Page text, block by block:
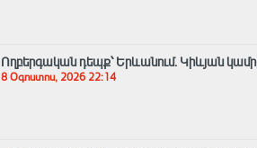
Ողբերգական դեպք՝ Երևանում․ Կիևյան
8 Օգոստոս, 2026 22:14